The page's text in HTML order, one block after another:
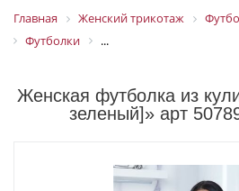
Главная Женский трикотаж
Футболки
...
Женская футболка из
зеленый]» арт